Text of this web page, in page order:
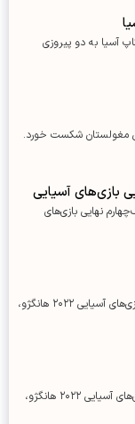
آسیا به دو پیروزی
بازی‌های آسیایی
نهایی بازی‌های
تیم ملی بسکتبال سه نفره ایران در سومین دیدار خود از بازی‌های آسیایی ۲۰۲۲ هانگژو،
تیم ملی بسکتبال سه نفره ایران در دومین بازی خود از بازی‌های آسیایی ۲۰۲۲ هانگژو،